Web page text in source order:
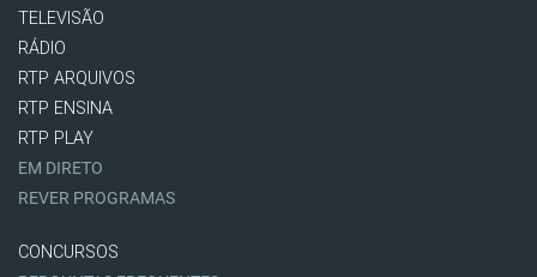
TELEVISÃO
RÁDIO
RTP ARQUIVOS
RTP ENSINA
RTP PLAY
EM DIRETO
REVER PROGRAMAS
CONCURSOS